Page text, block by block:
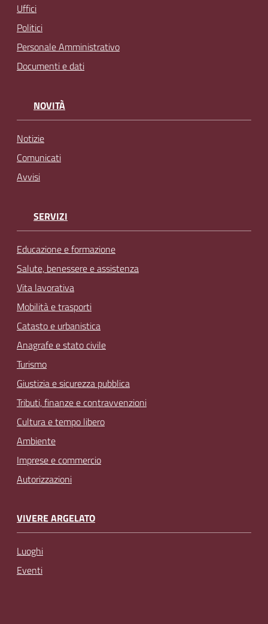
Uffici
Politici
Personale Amministrativo
Documenti e dati
NOVITÀ
Notizie
Comunicati
Avvisi
SERVIZI
Educazione e formazione
Salute, benessere e assistenza
Vita lavorativa
Mobilità e trasporti
Catasto e urbanistica
Anagrafe e stato civile
Turismo
Giustizia e sicurezza pubblica
Tributi, finanze e contravvenzioni
Cultura e tempo libero
Ambiente
Imprese e commercio
Autorizzazioni
VIVERE ARGELATO
Luoghi
Eventi